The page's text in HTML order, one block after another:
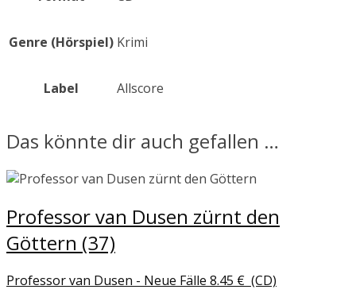
Genre (Hörspiel) Krimi
Label Allscore
Das könnte dir auch gefallen …
Professor van Dusen zürnt den
Göttern (37)
Professor van Dusen - Neue Fälle 8.45 € (CD)